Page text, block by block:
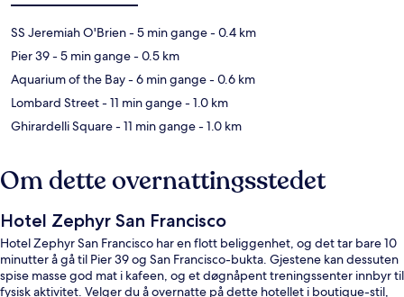
SS Jeremiah O'Brien- 5 min gange- 0.4 km
Pier 39- 5 min gange- 0.5 km
Aquarium of the Bay- 6 min gange- 0.6 km
Lombard Street- 11 min gange- 1.0 km
Ghirardelli Square- 11 min gange- 1.0 km
Om dette overnattingsstedet
Hotel Zephyr San Francisco
Hotel Zephyr San Francisco har en flott beliggenhet, og det tar bare 10
minutter å gå til Pier 39 og San Francisco-bukta. Gjestene kan dessuten
spise masse god mat i kafeen, og et døgnåpent treningssenter innbyr til
fysisk aktivitet. Velger du å overnatte på dette hotellet i boutique-stil,